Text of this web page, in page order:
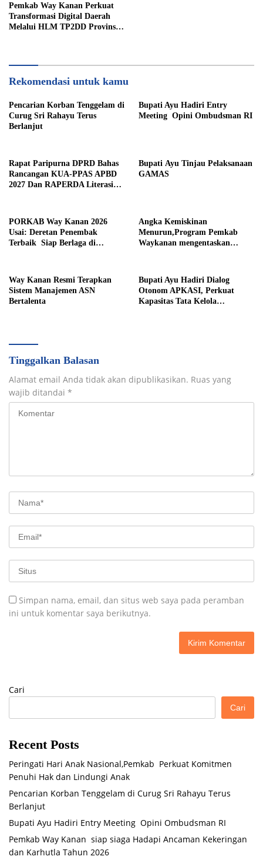
Pemkab Way Kanan Perkuat
Transformasi Digital Daerah
Melalui HLM TP2DD Provinsi
Rekomendasi untuk kamu
Pencarian Korban Tenggelam di
Curug Sri Rahayu Terus
Berlanjut
Bupati Ayu Hadiri Entry
Meeting Opini Ombudsman RI
Rapat Paripurna DPRD Bahas
Rancangan KUA-PPAS APBD
2027 Dan RAPERDA Literasi
Bupati Ayu Tinjau Pelaksanaan
GAMAS
PORKAB Way Kanan 2026
Usai: Deretan Penembak
Terbaik Siap Berlaga di
Angka Kemiskinan
Menurun,Program Pemkab
Waykanan mengentaskan
Way Kanan Resmi Terapkan
Sistem Manajemen ASN
Bertalenta
Bupati Ayu Hadiri Dialog
Otonom APKASI, Perkuat
Kapasitas Tata Kelola
Tinggalkan Balasan
Alamat email Anda tidak akan dipublikasikan. Ruas yang
wajib ditandai *
Simpan nama, email, dan situs web saya pada peramban
ini untuk komentar saya berikutnya.
Cari
Cari
Recent Posts
Peringati Hari Anak Nasional,Pemkab Perkuat Komitmen
Penuhi Hak dan Lindungi Anak
Pencarian Korban Tenggelam di Curug Sri Rahayu Terus
Berlanjut
Bupati Ayu Hadiri Entry Meeting Opini Ombudsman RI
Pemkab Way Kanan siap siaga Hadapi Ancaman Kekeringan
dan Karhutla Tahun 2026